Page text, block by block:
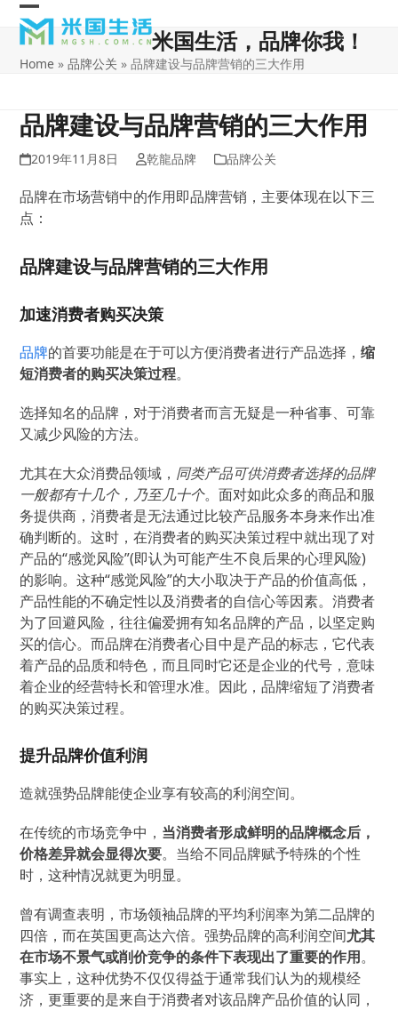
Skip
content
Open
mobile
Close
mobile
米国生活，品牌你我！
Home »品牌公关 »品牌建设与品牌营销的三大作用
品牌建设与品牌营销的三大作用
2019年11月8日 乾龍品牌 品牌公关
品牌在市场营销中的作用即品牌营销，主要体现在以下三
点：
品牌建设与品牌营销的三大作用
加速消费者购买决策
品牌的首要功能是在于可以方便消费者进行产品选择，缩
短消费者的购买决策过程。
选择知名的品牌，对于消费者而言无疑是一种省事、可靠
又减少风险的方法。
尤其在大众消费品领域， 同类产品可供消费者选择的品牌
一般都有十几个，乃至几十个。面对如此众多的商品和服
务提供商，消费者是无法通过比较产品服务本身来作出准
确判断的。这时，在消费者的购买决策过程中就出现了对
产品的“感觉风险”(即认为可能产生不良后果的心理风险)
的影响。这种“感觉风险”的大小取决于产品的价值高低，
产品性能的不确定性以及消费者的自信心等因素。消费者
为了回避风险，往往偏爱拥有知名品牌的产品，以坚定购
买的信心。而品牌在消费者心目中是产品的标志，它代表
着产品的品质和特色，而且同时它还是企业的代号，意味
着企业的经营特长和管理水准。因此，品牌缩短了消费者
的购买决策过程。
提升品牌价值利润
造就强势品牌能使企业享有较高的利润空间。
在传统的市场竞争中， 当消费者形成鲜明的品牌概念后，
价格差异就会显得次要。当给不同品牌赋予特殊的个性
时，这种情况就更为明显。
曾有调查表明，市场领袖品牌的平均利润率为第二品牌的
四倍，而在英国更高达六倍。强势品牌的高利润空间尤其
在市场不景气或削价竞争的条件下表现出了重要的作用。
事实上，这种优势不仅仅得益于通常我们认为的规模经
济，更重要的是来自于消费者对该品牌产品价值的认同，